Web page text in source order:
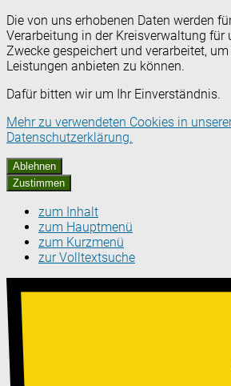
Die von uns erhobenen Daten werden
Verarbeitung in der Kreisverwaltung für
Zwecke gespeichert und verarbeitet,
Leistungen anbieten zu können.
Dafür bitten wir um Ihr Einverständnis.
Mehr zu verwendeten Cookies in
Datenschutzerklärung.
Ablehnen
Zustimmen
zum Inhalt
zum Hauptmenü
zum Kurzmenü
zur Volltextsuche